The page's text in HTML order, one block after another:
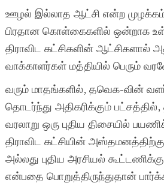
ஊழல் இல்லாத ஆட்சி என்ற
பிரதான கொள்கைகளில் ஒன்றாக
திராவிட கட்சிகளின் ஆட்சிகளால்
வாக்காளர்கள் மத்தியில் பெரும்
வரும் மாதங்களில், தவெக-வின்
தொடர்ந்து அதிகரிக்கும்
வரலாறு ஒரு புதிய திசையில்
திராவிட கட்சியின்
அல்லது புதிய அரசியல்
என்பதை பொறுத்திருந்துதான்